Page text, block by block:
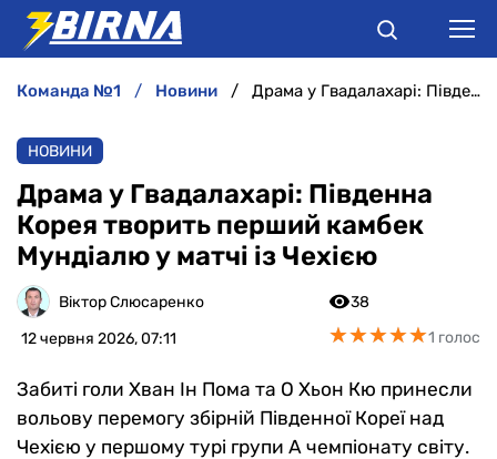
АНАЛІТИКА
ІНТЕРВ'Ю
РІЗНЕ
БУКМЕКЕРИ
команда №1 новини Драма у Гвадалахарі: Південна Корея творить перший камбек Мундіалю у матчі із Чехією
НОВИНИ
Драма у Гвадалахарі: Південна
Корея творить перший камбек
Мундіалю у матчі із Чехією
Віктор Слюсаренко
12 червня 2026, 07:11
38
★★★★★
★★★★★1 голос
Забиті голи Хван Ін Пома та О Хьон Кю принесли
вольову перемогу збірній Південної Кореї над
Чехією у першому турі групи А чемпіонату світу.